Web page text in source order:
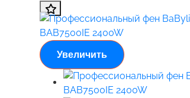
Увеличить